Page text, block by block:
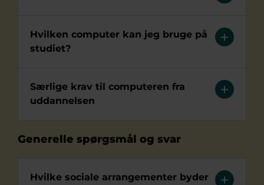
Hvilken computer kan jeg bruge på
studiet?
Særlige krav til computeren fra
uddannelsen
Generelle spørgsmål og svar
Hvilke sociale arrangementer byder